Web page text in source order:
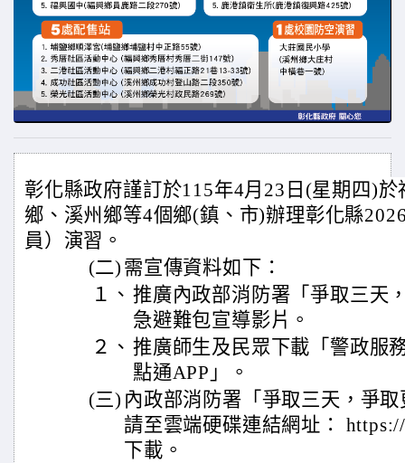
彰化縣政府謹訂於115年4月23日(星期四)
鄉、溪州鄉等4個鄉(鎮、市)辦理彰化縣
員）演習。
(二) 需宣傳資料如下：
１、 推廣內政部消防署「爭取三天
急避難包宣導影片。
２、 推廣師生及民眾下載「警政服
點通APP」。
(三) 內政部消防署「爭取三天，爭
請至雲端硬碟連結網址：
下載。